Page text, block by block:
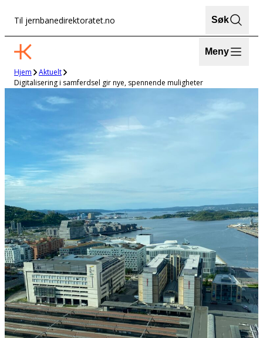
innhold
Til jernbanedirektoratet.no Søk
Meny
Hjem
Aktuelt
Digitalisering i samferdsel gir nye, spennende muligheter